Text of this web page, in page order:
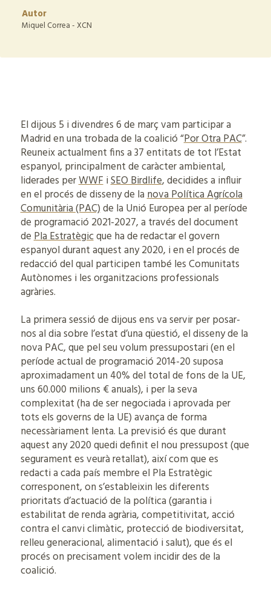
Autor
Miquel Correa - XCN
El dijous 5 i divendres 6 de març vam participar a
Madrid en una trobada de la coalició “Por Otra PAC”.
Reuneix actualment fins a 37 entitats de tot l’Estat
espanyol, principalment de caràcter ambiental,
liderades perWWFiSEO Birdlife, decidides a influir
en el procés de disseny de lanova Política Agrícola
Comunitària (PAC)de la Unió Europea per al període
de programació 2021-2027, a través del document
dePla Estratègicque ha de redactar el govern
espanyol durant aquest any 2020, i en el procés de
redacció del qual participen també les Comunitats
Autònomes i les organitzacions professionals
agràries.
La primera sessió de dijous ens va servir per posar-
nos al dia sobre l’estat d’una qüestió, el disseny de la
nova PAC, que pel seu volum pressupostari (en el
període actual de programació 2014-20 suposa
aproximadament un 40% del total de fons de la UE,
uns 60.000 milions € anuals), i per la seva
complexitat (ha de ser negociada i aprovada per
tots els governs de la UE) avança de forma
necessàriament lenta. La previsió és que durant
aquest any 2020 quedi definit el nou pressupost (que
segurament es veurà retallat), així com que es
redacti a cada país membre el Pla Estratègic
corresponent, on s’estableixin les diferents
prioritats d’actuació de la política (garantia i
estabilitat de renda agrària, competitivitat, acció
contra el canvi climàtic, protecció de biodiversitat,
relleu generacional, alimentació i salut), que és el
procés on precisament volem incidir des de la
coalició.